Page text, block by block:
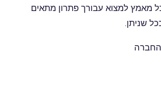
מאמץ למצוא עבורך פתרון מתאים
שניתן.